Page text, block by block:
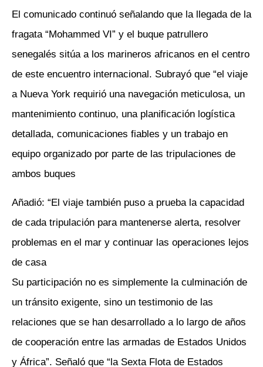
El comunicado continuó señalando que la llegada de la
fragata “Mohammed VI” y el buque patrullero
senegalés sitúa a los marineros africanos en el centro
de este encuentro internacional. Subrayó que “el viaje
a Nueva York requirió una navegación meticulosa, un
mantenimiento continuo, una planificación logística
detallada, comunicaciones fiables y un trabajo en
equipo organizado por parte de las tripulaciones de
ambos buques
Añadió: “El viaje también puso a prueba la capacidad
de cada tripulación para mantenerse alerta, resolver
problemas en el mar y continuar las operaciones lejos
de casa
Su participación no es simplemente la culminación de
un tránsito exigente, sino un testimonio de las
relaciones que se han desarrollado a lo largo de años
de cooperación entre las armadas de Estados Unidos
y África”. Señaló que “la Sexta Flota de Estados